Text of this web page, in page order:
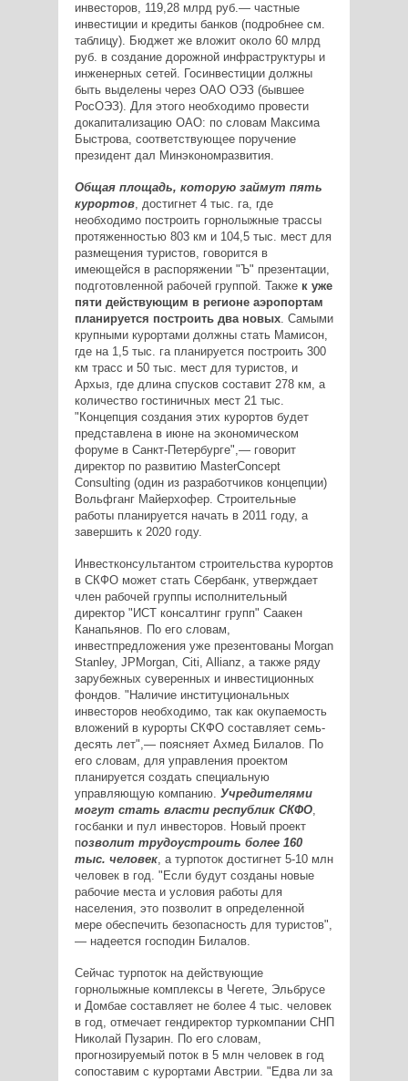
инвесторов, 119,28 млрд руб.— частные
инвестиции и кредиты банков (подробнее см.
таблицу). Бюджет же вложит около 60 млрд
руб. в создание дорожной инфраструктуры и
инженерных сетей. Госинвестиции должны
быть выделены через ОАО ОЭЗ (бывшее
РосОЭЗ). Для этого необходимо провести
докапитализацию ОАО: по словам Максима
Быстрова, соответствующее поручение
президент дал Минэкономразвития.
Общая площадь, которую займут пять
курортов, достигнет 4 тыс. га, где
необходимо построить горнолыжные трассы
протяженностью 803 км и 104,5 тыс. мест для
размещения туристов, говорится в
имеющейся в распоряжении "Ъ" презентации,
подготовленной рабочей группой. Также к уже
пяти действующим в регионе аэропортам
планируется построить два новых. Самыми
крупными курортами должны стать Мамисон,
где на 1,5 тыс. га планируется построить 300
км трасс и 50 тыс. мест для туристов, и
Архыз, где длина спусков составит 278 км, а
количество гостиничных мест 21 тыс.
"Концепция создания этих курортов будет
представлена в июне на экономическом
форуме в Санкт-Петербурге",— говорит
директор по развитию MasterConcept
Consulting (один из разработчиков концепции)
Вольфганг Майерхофер. Строительные
работы планируется начать в 2011 году, а
завершить к 2020 году.
Инвестконсультантом строительства курортов
в СКФО может стать Сбербанк, утверждает
член рабочей группы исполнительный
директор "ИСТ консалтинг групп" Саакен
Канапьянов. По его словам,
инвестпредложения уже презентованы Morgan
Stanley, JPMorgan, Citi, Allianz, а также ряду
зарубежных суверенных и инвестиционных
фондов. "Наличие институциональных
инвесторов необходимо, так как окупаемость
вложений в курорты СКФО составляет семь-
десять лет",— поясняет Ахмед Билалов. По
его словам, для управления проектом
планируется создать специальную
управляющую компанию. Учредителями
могут стать власти республик СКФО,
госбанки и пул инвесторов. Новый проект
позволит трудоустроить более 160
тыс. человек, а турпоток достигнет 5-10 млн
человек в год. "Если будут созданы новые
рабочие места и условия работы для
населения, это позволит в определенной
мере обеспечить безопасность для туристов",
— надеется господин Билалов.
Сейчас турпоток на действующие
горнолыжные комплексы в Чегете, Эльбрусе
и Домбае составляет не более 4 тыс. человек
в год, отмечает гендиректор туркомпании СНП
Николай Пузарин. По его словам,
прогнозируемый поток в 5 млн человек в год
сопоставим с курортами Австрии. "Едва ли за